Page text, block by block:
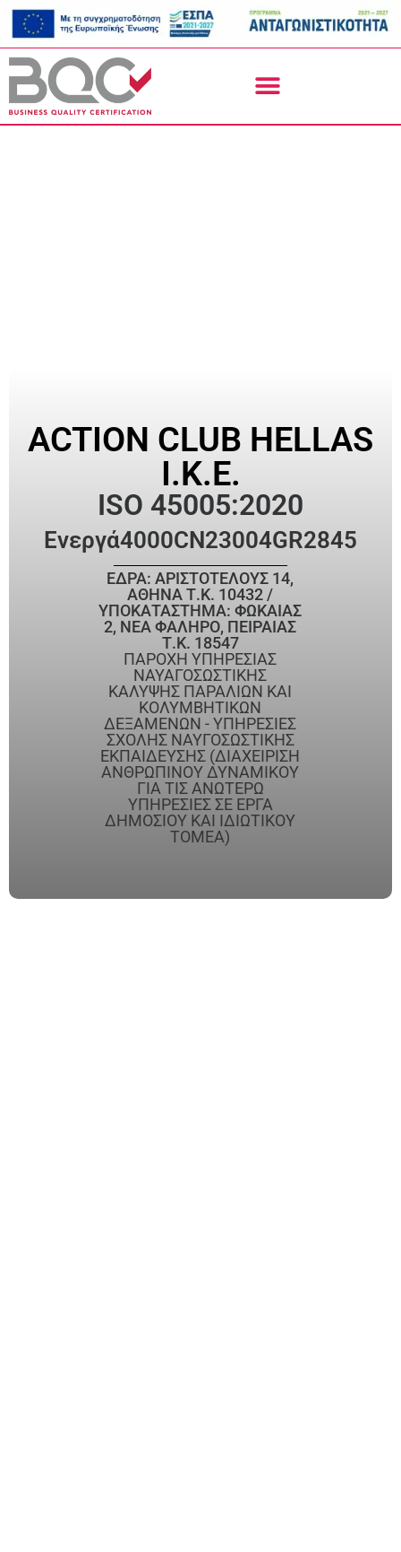
ACTION CLUB HELLAS
I.K.E.
ISO 45005:2020
Ενεργά4000CN23004GR2845
ΕΔΡΑ: ΑΡΙΣΤΟΤΕΛΟΥΣ 14,
ΑΘΗΝΑ Τ.Κ. 10432 /
ΥΠΟΚΑΤΑΣΤΗΜΑ: ΦΩΚΑΙΑΣ
2, ΝΕΑ ΦΑΛΗΡΟ, ΠΕΙΡΑΙΑΣ
Τ.Κ. 18547
ΠΑΡΟΧΗ ΥΠΗΡΕΣΙΑΣ
ΝΑΥΑΓΟΣΩΣΤΙΚΗΣ
ΚΑΛΥΨΗΣ ΠΑΡΑΛΙΩΝ ΚΑΙ
ΚΟΛΥΜΒΗΤΙΚΩΝ
ΔΕΞΑΜΕΝΩΝ - ΥΠΗΡΕΣΙΕΣ
ΣΧΟΛΗΣ ΝΑΥΓΟΣΩΣΤΙΚΗΣ
ΕΚΠΑΙΔΕΥΣΗΣ (ΔΙΑΧΕΙΡΙΣΗ
ΑΝΘΡΩΠΙΝΟΥ ΔΥΝΑΜΙΚΟΥ
ΓΙΑ ΤΙΣ ΑΝΩΤΕΡΩ
ΥΠΗΡΕΣΙΕΣ ΣΕ ΕΡΓΑ
ΔΗΜΟΣΙΟΥ ΚΑΙ ΙΔΙΩΤΙΚΟΥ
ΤΟΜΕΑ)